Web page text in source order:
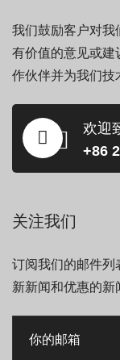
我们鼓励客户对我
有价值的意见或建
作伙伴并为我们技
欢迎
+86
关注我们
订阅我们的邮件列
新新闻和优惠的新